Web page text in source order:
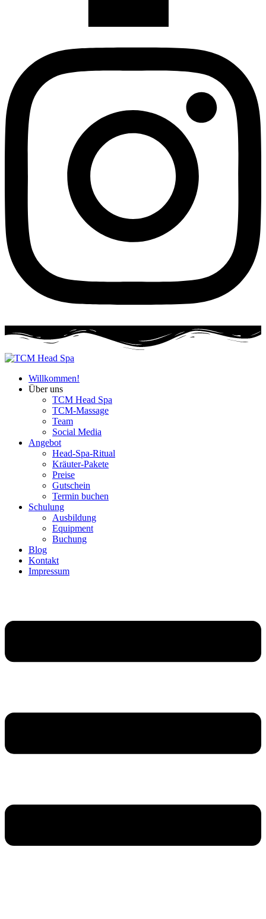
Willkommen!
Über uns
TCM Head Spa
TCM-Massage
Team
Social Media
Angebot
Head-Spa-Ritual
Kräuter-Pakete
Preise
Gutschein
Termin buchen
Schulung
Ausbildung
Equipment
Buchung
Blog
Kontakt
Impressum